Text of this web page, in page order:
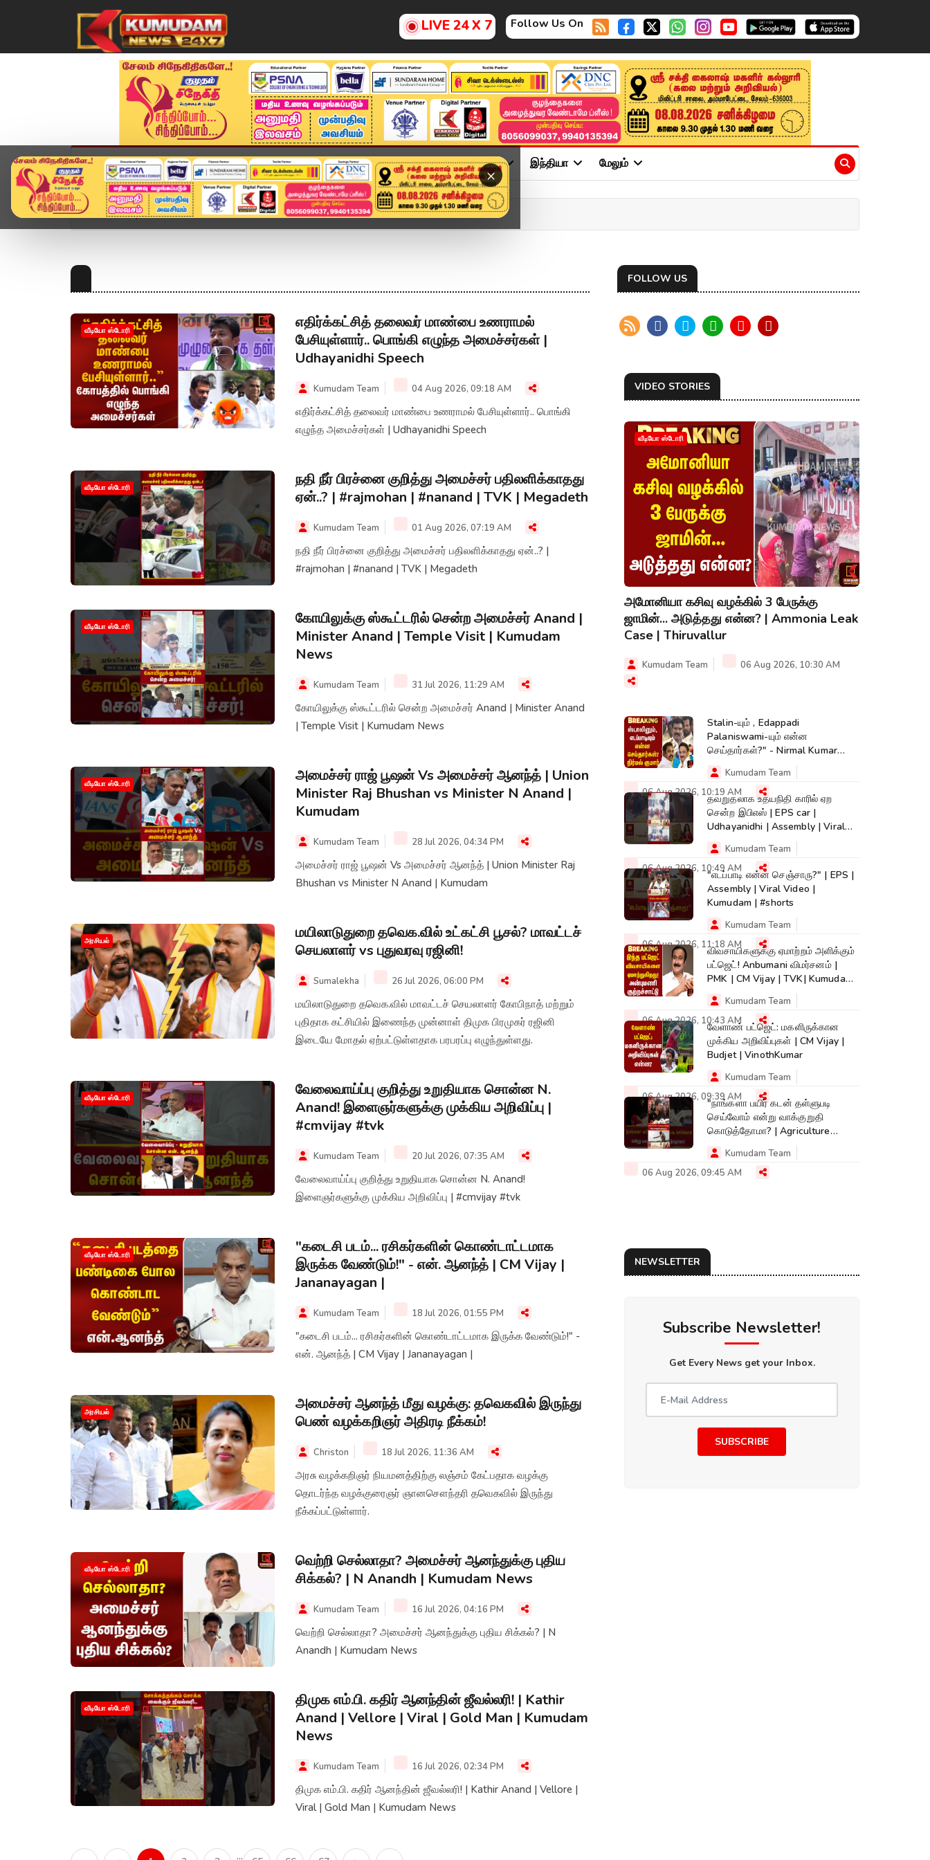
LIVE 24 X 7 Follow Us On
×
முகப்பு விளையாட்டு அண்மை தமிழ்நாடு சினிமா அரசியல் விளையாட்டு இந்தியா மேலும்
Home Topics
வீடியோ ஸ்டோரி
எதிர்க்கட்சித் தலைவர் மாண்பை உணராமல்
பேசியுள்ளார்.. பொங்கி எழுந்த அமைச்சர்கள் |
Udhayanidhi Speech
Kumudam Team 04 Aug 2026, 09:18 AM
எதிர்க்கட்சித் தலைவர் மாண்பை உணராமல் பேசியுள்ளார்.. பொங்கி
எழுந்த அமைச்சர்கள் | Udhayanidhi Speech
வீடியோ ஸ்டோரி
நதி நீர் பிரச்னை குறித்து அமைச்சர் பதிலளிக்காதது
ஏன்..? | #rajmohan | #nanand | TVK | Megadeth
Kumudam Team 01 Aug 2026, 07:19 AM
நதி நீர் பிரச்னை குறித்து அமைச்சர் பதிலளிக்காதது ஏன்..? |
#rajmohan | #nanand | TVK | Megadeth
வீடியோ ஸ்டோரி
கோயிலுக்கு ஸ்கூட்டரில் சென்ற அமைச்சர் Anand |
Minister Anand | Temple Visit | Kumudam
News
Kumudam Team 31 Jul 2026, 11:29 AM
கோயிலுக்கு ஸ்கூட்டரில் சென்ற அமைச்சர் Anand | Minister Anand
| Temple Visit | Kumudam News
வீடியோ ஸ்டோரி
அமைச்சர் ராஜ் பூஷன் Vs அமைச்சர் ஆனந்த் | Union
Minister Raj Bhushan vs Minister N Anand |
Kumudam
Kumudam Team 28 Jul 2026, 04:34 PM
அமைச்சர் ராஜ் பூஷன் Vs அமைச்சர் ஆனந்த் | Union Minister Raj
Bhushan vs Minister N Anand | Kumudam
அரசியல்
மயிலாடுதுறை தவெக.வில் உட்கட்சி பூசல்? மாவட்டச்
செயலாளர் vs புதுவரவு ரஜினி!
Sumalekha 26 Jul 2026, 06:00 PM
மயிலாடுதுறை தவெக.வில் மாவட்டச் செயலாளர் கோபிநாத் மற்றும்
புதிதாக கட்சியில் இணைந்த முன்னாள் திமுக பிரமுகர் ரஜினி
இடையே மோதல் ஏற்பட்டுள்ளதாக பரபரப்பு எழுந்துள்ளது.
வீடியோ ஸ்டோரி
வேலைவாய்ப்பு குறித்து உறுதியாக சொன்ன N.
Anand! இளைஞர்களுக்கு முக்கிய அறிவிப்பு |
#cmvijay #tvk
Kumudam Team 20 Jul 2026, 07:35 AM
வேலைவாய்ப்பு குறித்து உறுதியாக சொன்ன N. Anand!
இளைஞர்களுக்கு முக்கிய அறிவிப்பு | #cmvijay #tvk
வீடியோ ஸ்டோரி
"கடைசி படம்... ரசிகர்களின் கொண்டாட்டமாக
இருக்க வேண்டும்!" - என். ஆனந்த் | CM Vijay |
Jananayagan |
Kumudam Team 18 Jul 2026, 01:55 PM
"கடைசி படம்... ரசிகர்களின் கொண்டாட்டமாக இருக்க வேண்டும்!" -
என். ஆனந்த் | CM Vijay | Jananayagan |
அரசியல்
அமைச்சர் ஆனந்த் மீது வழக்கு: தவெகவில் இருந்து
பெண் வழக்கறிஞர் அதிரடி நீக்கம்!
Christon 18 Jul 2026, 11:36 AM
அரசு வழக்கறிஞர் நியமனத்திற்கு லஞ்சம் கேட்பதாக வழக்கு
தொடர்ந்த வழக்குரைஞர் ஞானசௌந்தரி தவெகவில் இருந்து
நீக்கப்பட்டுள்ளார்.
வீடியோ ஸ்டோரி
வெற்றி செல்லாதா? அமைச்சர் ஆனந்துக்கு புதிய
சிக்கல்? | N Anandh | Kumudam News
Kumudam Team 16 Jul 2026, 04:16 PM
வெற்றி செல்லாதா? அமைச்சர் ஆனந்துக்கு புதிய சிக்கல்? | N
Anandh | Kumudam News
வீடியோ ஸ்டோரி
திமுக எம்.பி. கதிர் ஆனந்தின் ஜீவல்லரி! | Kathir
Anand | Vellore | Viral | Gold Man | Kumudam
News
Kumudam Team 16 Jul 2026, 02:34 PM
திமுக எம்.பி. கதிர் ஆனந்தின் ஜீவல்லரி! | Kathir Anand | Vellore |
Viral | Gold Man | Kumudam News
...
FOLLOW US
VIDEO STORIES
வீடியோ ஸ்டோரி
அமோனியா கசிவு வழக்கில் 3 பேருக்கு
ஜாமின்... அடுத்தது என்ன? | Ammonia Leak
Case | Thiruvallur
Kumudam Team 06 Aug 2026, 10:30 AM
Stalin-யும் , Edappadi
Palaniswami-யும் என்ன
செய்தார்கள்?" - Nirmal Kumar
கேள்வி | CM Vijay | TVK
Kumudam Team
06 Aug 2026, 10:19 AMதவறுதலாக உதயநிதி காரில் ஏற
சென்ற இபிஎஸ் | EPS car |
Udhayanidhi | Assembly | Viral
Video | Kumudam
Kumudam Team
06 Aug 2026, 10:49 AM"எடப்பாடி என்ன செஞ்சாரு?" | EPS |
Assembly | Viral Video |
Kumudam | #shorts
Kumudam Team
06 Aug 2026, 11:18 AMவிவசாயிகளுக்கு ஏமாற்றம் அளிக்கும்
பட்ஜெட்! Anbumani விமர்சனம் |
PMK | CM Vijay | TVK| Kumudam
News
Kumudam Team
06 Aug 2026, 10:43 AMவேளாண் பட்ஜெட்: மகளிருக்கான
முக்கிய அறிவிப்புகள் | CM Vijay |
Budjet | VinothKumar
Kumudam Team
06 Aug 2026, 09:39 AM"நாங்களா பயிர் கடன் தள்ளுபடி
செய்வோம் என்று வாக்குறுதி
கொடுத்தோமா? | Agriculture
Budget
Kumudam Team
06 Aug 2026, 09:45 AM
NEWSLETTER
Subscribe Newsletter!
Get Every News get your Inbox.
SUBSCRIBE